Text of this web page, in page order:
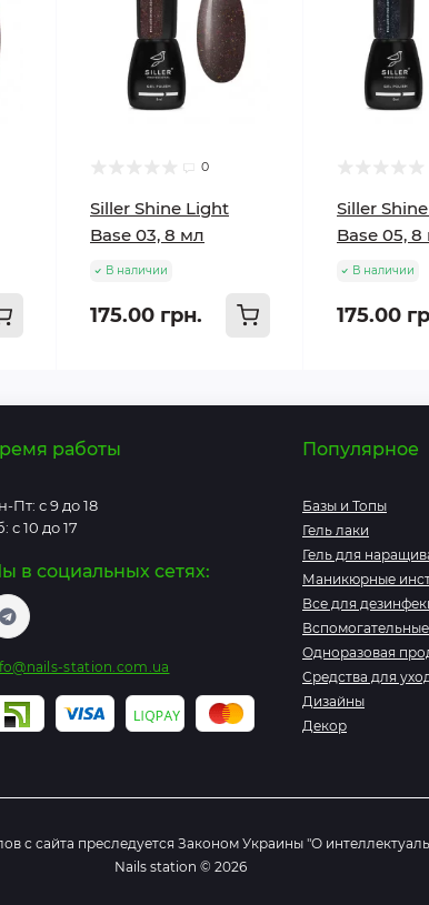
0
Siller Shine Light
Base 03, 8 мл
В наличии
175.00 грн.
Siller
Base 05,
В наличии
175.00
работы
Пт: с 9 до 18
с 10 до 17
в социальных сетях:
station.com.ua
Популярное
Базы и Топы
Гель лаки
Гель для
Маникюрные
Все для
Одноразовая
Средства для
Дизайны
Декор
с сайта преследуется Законом Украины "О
Nails station © 2026